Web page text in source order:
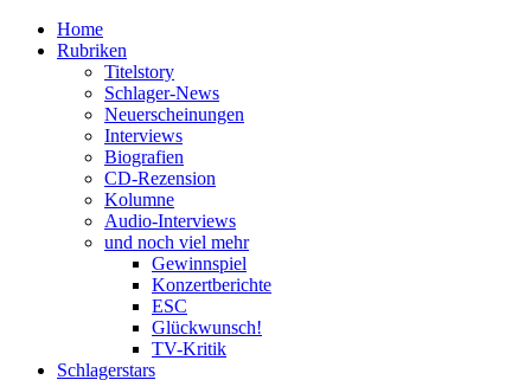
Home
Rubriken
Titelstory
Schlager-News
Neuerscheinungen
Interviews
Biografien
CD-Rezension
Kolumne
Audio-Interviews
und noch viel mehr
Gewinnspiel
Konzertberichte
ESC
Glückwunsch!
TV-Kritik
Schlagerstars